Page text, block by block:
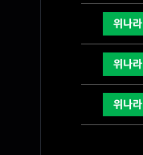
위나라
위나라
위나라